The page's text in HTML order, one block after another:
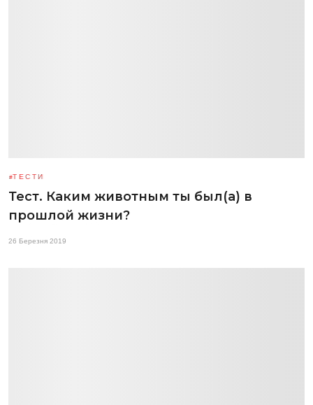
ТЕСТИ
Тест. Каким животным ты был(а) в
прошлой жизни?
26 Березня 2019